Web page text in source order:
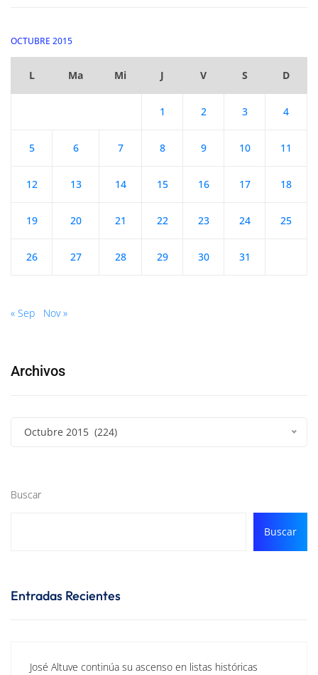
OCTUBRE 2015
L Ma Mi J V S D
1 2 3 4
5 6 7 8 9 10 11
12 13 14 15 16 17 18
19 20 21 22 23 24 25
26 27 28 29 30 31
« Sep Nov »
Archivos
Octubre 2015 (224)
Buscar
Buscar
Entradas Recientes
José Altuve continúa su ascenso en listas históricas